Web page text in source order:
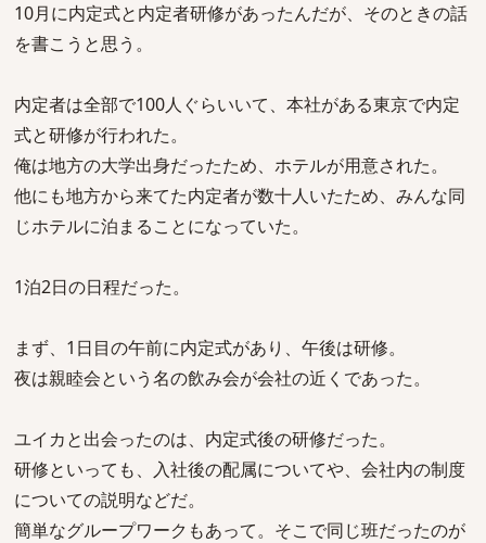
10月に内定式と内定者研修があったんだが、そのときの話
を書こうと思う。
内定者は全部で100人ぐらいいて、本社がある東京で内定
式と研修が行われた。
俺は地方の大学出身だったため、ホテルが用意された。
他にも地方から来てた内定者が数十人いたため、みんな同
じホテルに泊まることになっていた。
1泊2日の日程だった。
まず、1日目の午前に内定式があり、午後は研修。
夜は親睦会という名の飲み会が会社の近くであった。
ユイカと出会ったのは、内定式後の研修だった。
研修といっても、入社後の配属についてや、会社内の制度
についての説明などだ。
簡単なグループワークもあって。そこで同じ班だったのが